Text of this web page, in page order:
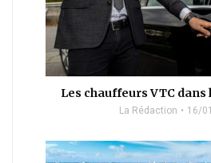
Les chauffeurs VTC dans
La Rédaction 16/